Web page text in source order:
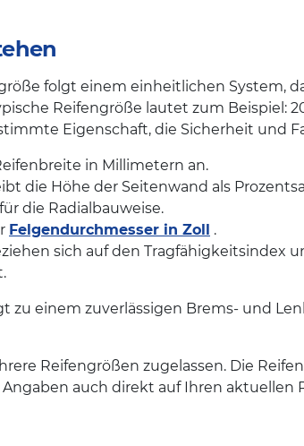
folgt einem einheitlichen System,
Reifengröße lautet zum Beispiel:
Eigenschaft, die Sicherheit und
in Millimetern an.
die Höhe der Seitenwand als
die Radialbauweise.
Felgendurchmesser in Zoll
.
sich auf den Tragfähigkeitsindex
zu einem zuverlässigen Brems- und
Reifengrößen zugelassen. Die
auch direkt auf Ihren aktuellen